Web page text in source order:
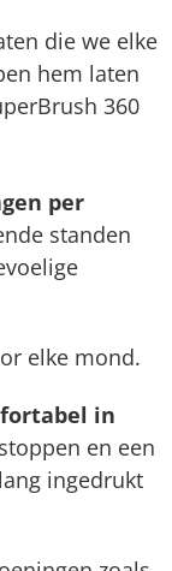
die we elke
hem laten
360
per
standen
elke mond.
in
en een
ingedrukt